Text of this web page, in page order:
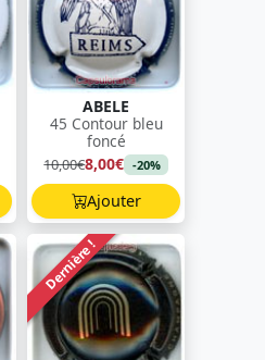
ABELE
45 Contour bleu
foncé
10,00€8,00€ -20%
Ajouter
Dernière !